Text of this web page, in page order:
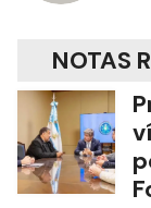
NOTAS